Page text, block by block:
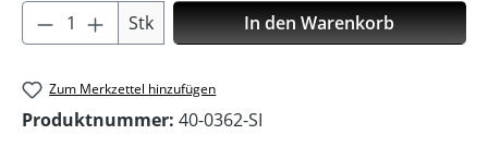
Produkt Anzahl: Gib den gewünschten
Stk In den Warenkorb
Zum Merkzettel hinzufügen
Produktnummer: 40-0362-SI